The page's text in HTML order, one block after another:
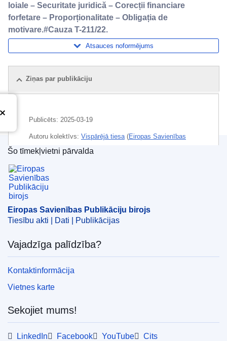
loiale – Securitate juridică – Corecții financiare
forfetare – Proporționalitate – Obligația de
motivare.#Cauza T-211/22.
Atsauces noformējums
Ziņas par publikāciju
Publicēts: 2025-03-19
Autoru kolektīvs: Vispārējā tiesa (Eiropas Savienības
Tiesa)
ECLI : ECLI:EU:T:2025:318
Eiropas Savienības Publikāciju birojs
Šo tīmekļvietni pārvalda
Eiropas Savienības Publikāciju birojs
Tiesību akti | Dati | Publikācijas
Vajadzīga palīdzība?
Kontaktinformācija
Vietnes karte
Sekojiet mums!
LinkedIn Facebook YouTube Cits